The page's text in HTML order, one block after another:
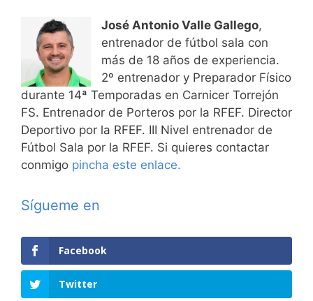
José Antonio Valle Gallego,
entrenador de fútbol sala con
más de 18 años de experiencia.
2º entrenador y Preparador Físico
durante 14ª Temporadas en Carnicer Torrejón
FS. Entrenador de Porteros por la RFEF. Director
Deportivo por la RFEF. III Nivel entrenador de
Fútbol Sala por la RFEF. Si quieres contactar
conmigo pincha este enlace.
Sígueme en
Facebook
Twitter